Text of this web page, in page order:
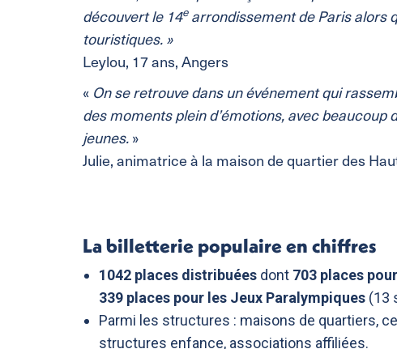
découvert le 14earrondissement de Paris alors
touristiques. »
Leylou, 17 ans, Angers
« On se retrouve dans un événement qui
des moments plein d’émotions, avec beaucoup
jeunes. »
Julie, animatrice à la maison de quartier des
La billetterie populaire en chiffres
1042 places distribuées dont 703 places
339 places pour les Jeux Paralympiques (13
Parmi les structures : maisons de quartiers,
structures enfance, associations affiliées.